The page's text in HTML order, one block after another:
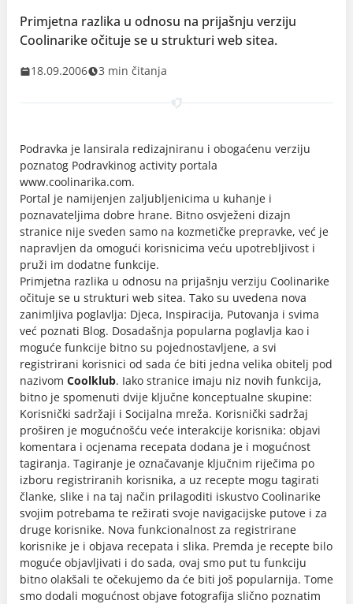
Primjetna razlika u odnosu na prijašnju verziju
Coolinarike očituje se u strukturi web sitea.
18.09.2006 3 min čitanja
Podravka je lansirala redizajniranu i obogaćenu verziju
poznatog Podravkinog activity portala
www.coolinarika.com.
Portal je namijenjen zaljubljenicima u kuhanje i
poznavateljima dobre hrane. Bitno osvježeni dizajn
stranice nije sveden samo na kozmetičke prepravke, već je
napravljen da omogući korisnicima veću upotrebljivost i
pruži im dodatne funkcije.
Primjetna razlika u odnosu na prijašnju verziju Coolinarike
očituje se u strukturi web sitea. Tako su uvedena nova
zanimljiva poglavlja: Djeca, Inspiracija, Putovanja i svima
već poznati Blog. Dosadašnja popularna poglavlja kao i
moguće funkcije bitno su pojednostavljene, a svi
registrirani korisnici od sada će biti jedna velika obitelj pod
nazivom Coolklub. Iako stranice imaju niz novih funkcija,
bitno je spomenuti dvije ključne konceptualne skupine:
Korisnički sadržaji i Socijalna mreža. Korisnički sadržaj
proširen je mogućnošću veće interakcije korisnika: objavi
komentara i ocjenama recepata dodana je i mogućnost
tagiranja. Tagiranje je označavanje ključnim riječima po
izboru registriranih korisnika, a uz recepte mogu tagirati
članke, slike i na taj način prilagoditi iskustvo Coolinarike
svojim potrebama te režirati svoje navigacijske putove i za
druge korisnike. Nova funkcionalnost za registrirane
korisnike je i objava recepata i slika. Premda je recepte bilo
moguće objavljivati i do sada, ovaj smo put tu funkciju
bitno olakšali te očekujemo da će biti još popularnija. Tome
smo dodali mogućnost objave fotografija slično poznatim